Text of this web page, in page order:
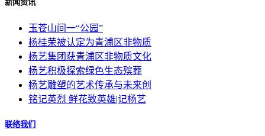
新闻资讯
玉苍山间一“公园”
杨桂荣被认定为青浦区非物质
杨艺集团获青浦区非物质文化
杨艺积极探索绿色生态殡葬
杨艺雕塑的艺术传承与未来创
铭记英烈 鲜花致英雄|记杨艺
联络我们